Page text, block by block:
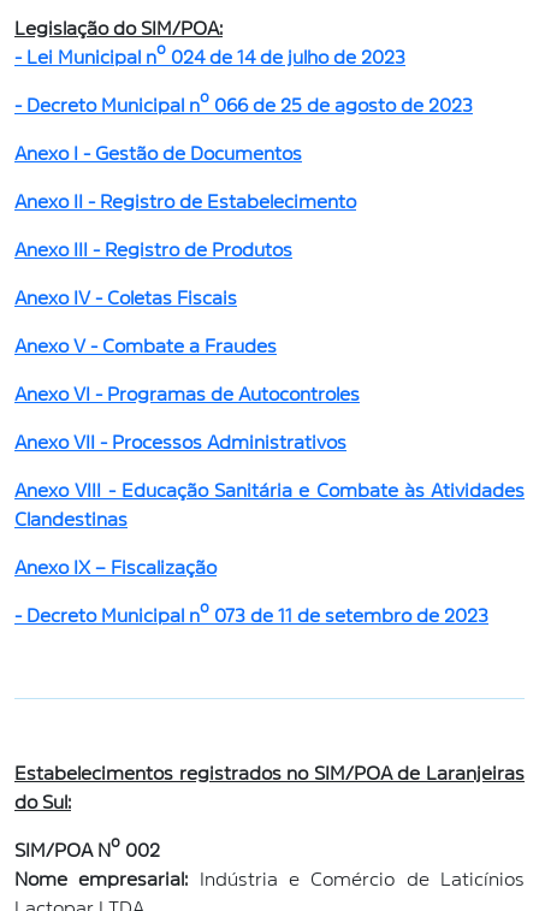
Legislação do SIM/POA:
- Lei Municipal nº 024 de 14 de julho de 2023
- Decreto Municipal nº 066 de 25 de agosto de 2023
Anexo I - Gestão de Documentos
Anexo II - Registro de Estabelecimento
Anexo III - Registro de Produtos
Anexo IV - Coletas Fiscais
Anexo V - Combate a Fraudes
Anexo VI - Programas de Autocontroles
Anexo VII - Processos Administrativos
Anexo VIII - Educação Sanitária e Combate às Atividades
Clandestinas
Anexo IX – Fiscalização
- Decreto Municipal nº 073 de 11 de setembro de 2023
Estabelecimentos registrados no SIM/POA de Laranjeiras
do Sul:
SIM/POA Nº 002
Nome empresarial:
Indústria e Comércio de Laticínios